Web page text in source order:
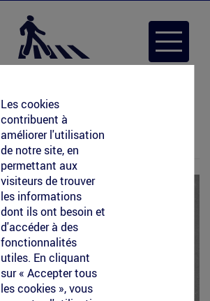
Les cookies
contribuent à
améliorer l'utilisation
de notre site, en
permettant aux
visiteurs de trouver
les informations
dont ils ont besoin et
d'accéder à des
fonctionnalités
utiles. En cliquant
sur « Accepter tous
les cookies », vous
Toggle
tag-fondation-
hulot.jpg